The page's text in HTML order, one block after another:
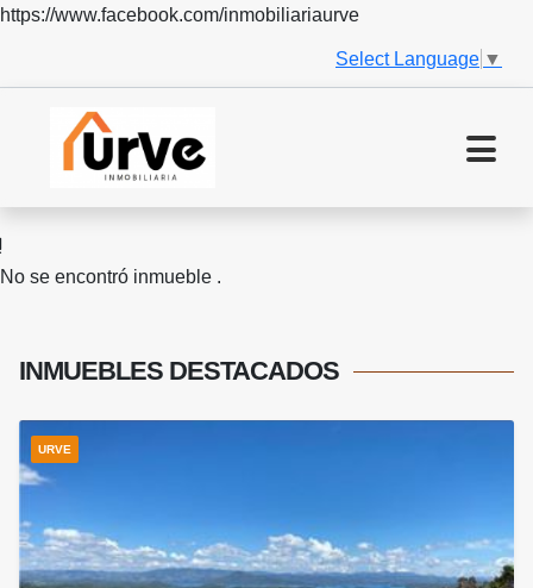
https://www.facebook.com/inmobiliariaurve
Select Language ▼
No se encontró inmueble .
INMUEBLES DESTACADOS
URVE